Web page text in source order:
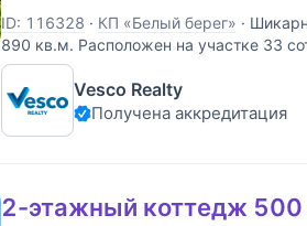
ID: 116328 · КП «Белый берег» ·
890 кв.м. Расположен на участке 33
земельном участке проведены
дорожки, засеян газон, выполнено
Vesco Realty
Получена аккредитация
2-этажный коттедж 500